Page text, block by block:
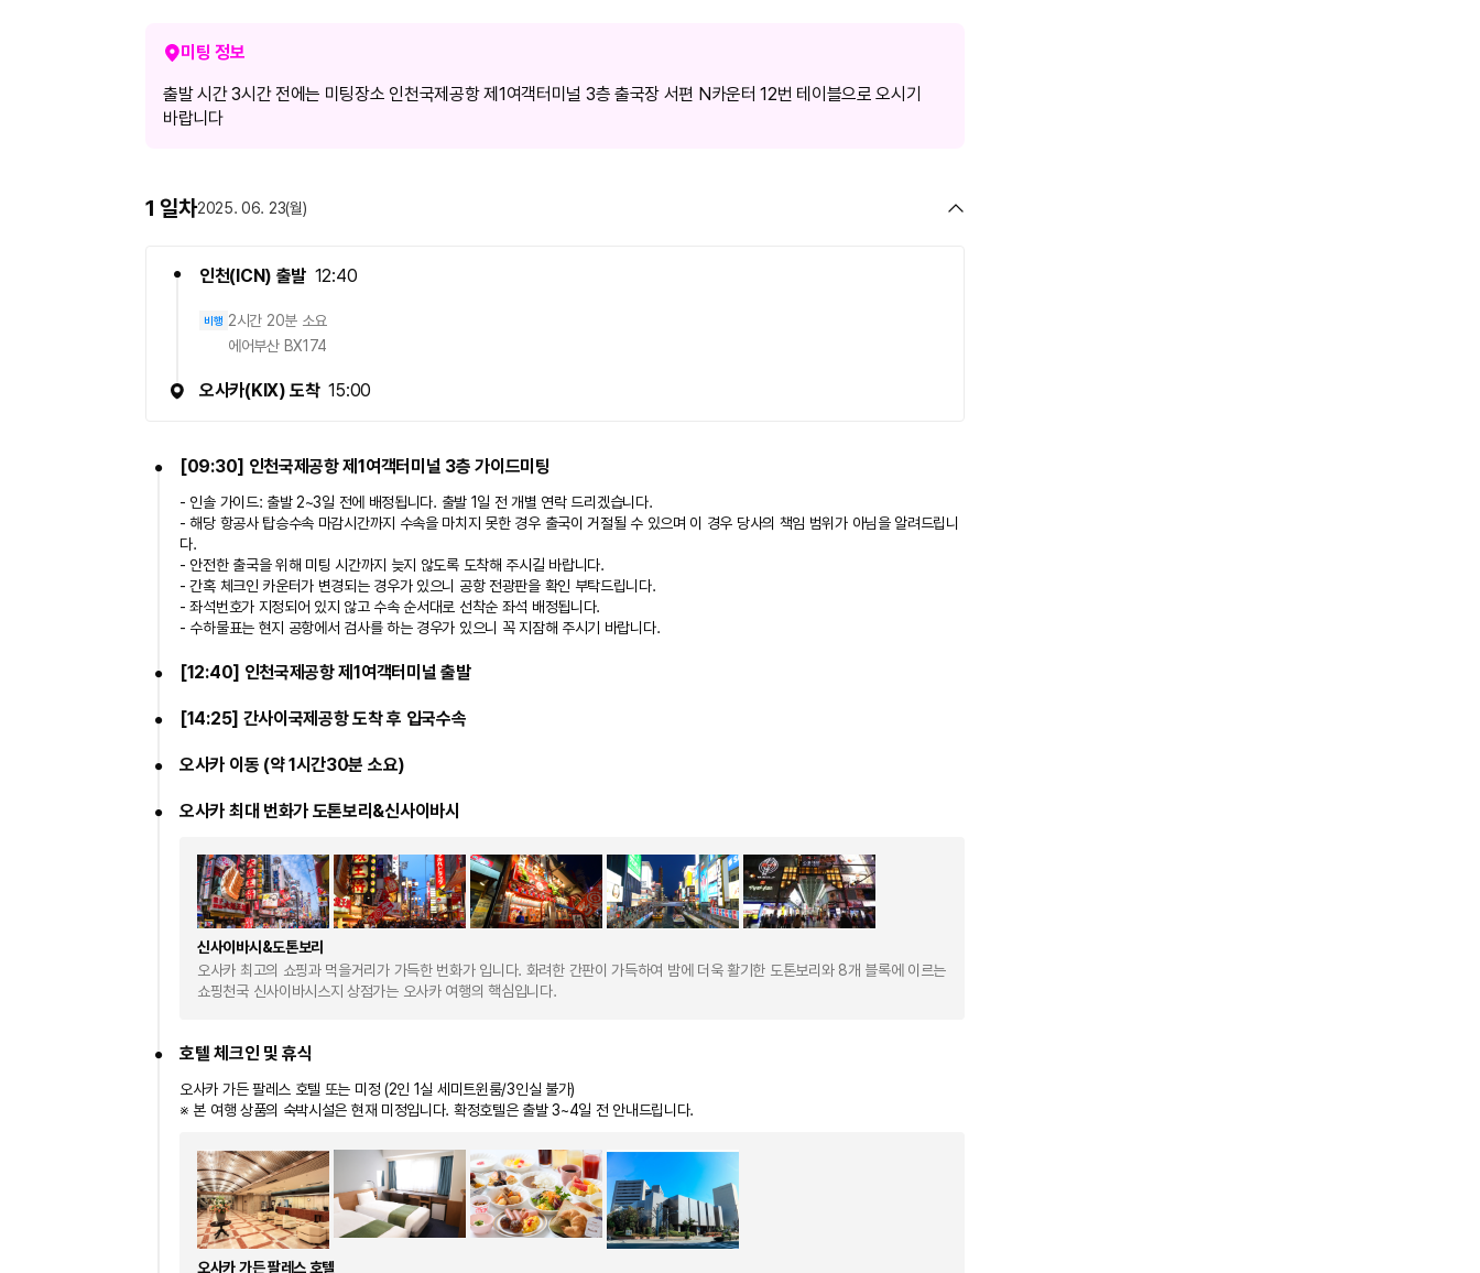
액체형 물품 기내반입 규정
- 액체, 젤류 및 에어로졸은 단위 용기당 100㎖이하의 용기에 담겨 있어야 합니다.
- 물품을 담은 용기는 1ℓ이하의 투명한 플라스틱제 지퍼락 봉투에 담겨 지퍼가 잠겨 있어야 합니다.
- 투명봉투(지퍼백, 약 20㎝×약 20㎝)가 완전히 잠겨 있지 않으면 반입할 수 없습니다.
※자세한 사항은 건설교통부 항공안전본부 (02-2662-2710)
- 봉인봉투는 최종 목적지행 항공기 탑승 전에 개봉 또는 훼손되었을 경우 반입이 금지됩니다.
미팅 정보
출발 시간 3시간 전에는 미팅장소 인천국제공항 제1여객터미널 3층 출국장 서편 N카운터 12번 테이블으로 오시기
바랍니다
1 일차2025. 06. 23(월)
인천(ICN) 출발 12:40
비행 2시간 20분 소요
에어부산 BX174
오사카(KIX) 도착 15:00
[09:30] 인천국제공항 제1여객터미널 3층 가이드미팅
- 인솔 가이드: 출발 2~3일 전에 배정됩니다. 출발 1일 전 개별 연락 드리겠습니다.
- 해당 항공사 탑승수속 마감시간까지 수속을 마치지 못한 경우 출국이 거절될 수 있으며 이 경우 당사의 책임 범위가 아님을 알려드립니
다.
- 안전한 출국을 위해 미팅 시간까지 늦지 않도록 도착해 주시길 바랍니다.
- 간혹 체크인 카운터가 변경되는 경우가 있으니 공항 전광판을 확인 부탁드립니다.
- 좌석번호가 지정되어 있지 않고 수속 순서대로 선착순 좌석 배정됩니다.
- 수하물표는 현지 공항에서 검사를 하는 경우가 있으니 꼭 지잠해 주시기 바랍니다.
[12:40] 인천국제공항 제1여객터미널 출발
[14:25] 간사이국제공항 도착 후 입국수속
오사카 이동 (약 1시간30분 소요)
오사카 최대 번화가 도톤보리&신사이바시
신사이바시&도톤보리
오사카 최고의 쇼핑과 먹을거리가 가득한 번화가 입니다. 화려한 간판이 가득하여 밤에 더욱 활기한 도톤보리와 8개 블록에 이르는
쇼핑천국 신사이바시스지 상점가는 오사카 여행의 핵심입니다.
호텔 체크인 및 휴식
오사카 가든 팔레스 호텔 또는 미정 (2인 1실 세미트윈룸/3인실 불가)
※ 본 여행 상품의 숙박시설은 현재 미정입니다. 확정호텔은 출발 3~4일 전 안내드립니다.
오사카 가든 팔레스 호텔